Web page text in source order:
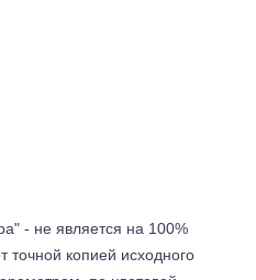
- не является на 100%
точной копией исходного